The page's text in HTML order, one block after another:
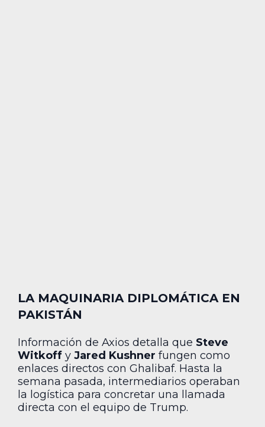
LA MAQUINARIA DIPLOMÁTICA EN
PAKISTÁN
Información de Axios detalla que Steve
Witkoff y Jared Kushner fungen como
enlaces directos con Ghalibaf. Hasta la
semana pasada, intermediarios operaban
la logística para concretar una llamada
directa con el equipo de Trump.